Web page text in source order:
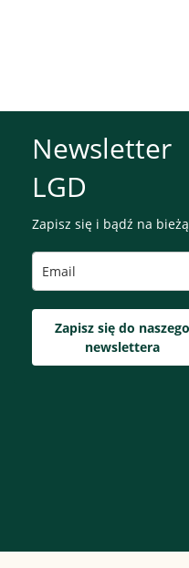
Newsletter
LGD
Zapisz się i bądź na
Zapisz się do naszego
newslettera